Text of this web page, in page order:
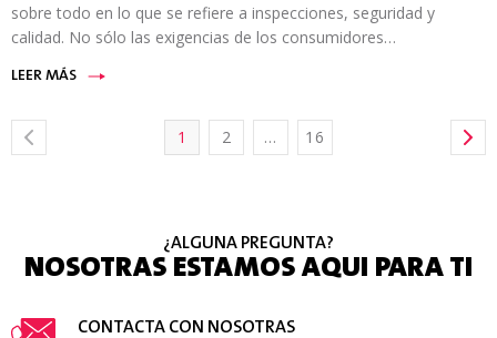
sobre todo en lo que se refiere a inspecciones, seguridad y
calidad. No sólo las exigencias de los consumidores…
LEER MÁS
1 2 … 16
¿ALGUNA PREGUNTA?
NOSOTRAS ESTAMOS AQUI PARA TI
CONTACTA CON NOSOTRAS